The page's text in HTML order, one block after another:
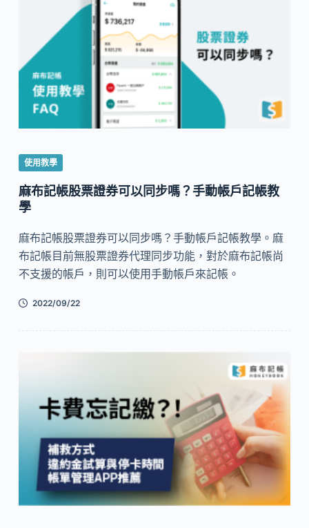
使用教學
麻布記帳股票證券可以同步嗎？手動帳戶記帳教
學
麻布記帳股票證券可以同步嗎？手動帳戶記帳教學。麻
布記帳目前無股票證券代理同步功能，對於麻布記帳尚
不支援的帳戶，則可以使用手動帳戶來記帳。
2022/09/22